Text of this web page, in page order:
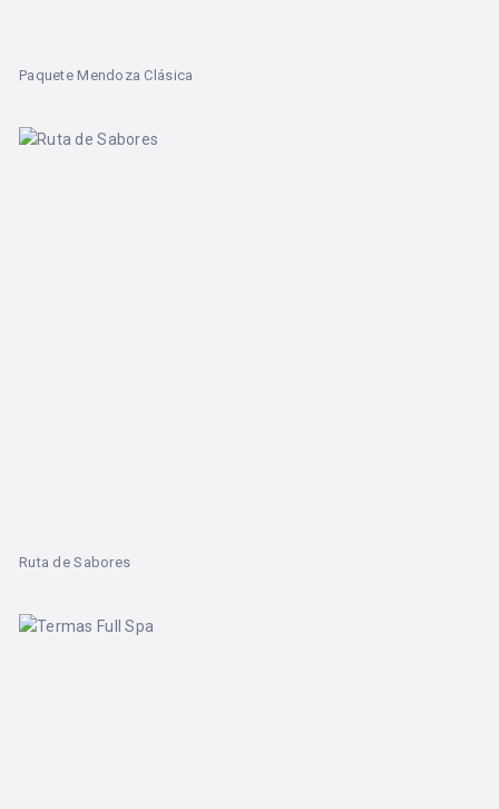
Paquete Mendoza Clásica
Ruta de Sabores